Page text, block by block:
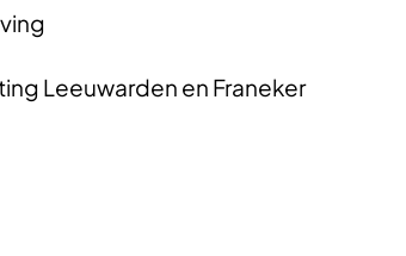
Leeuwarden en Franeker